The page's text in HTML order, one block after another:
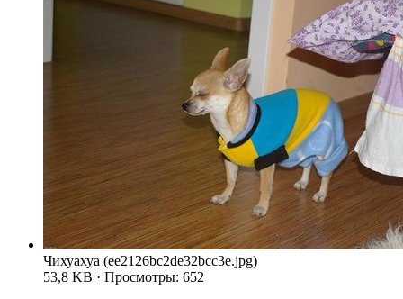
Чихуахуа (ee2126bc2de32bcc3e.jpg)
53,8 KB · Просмотры: 652